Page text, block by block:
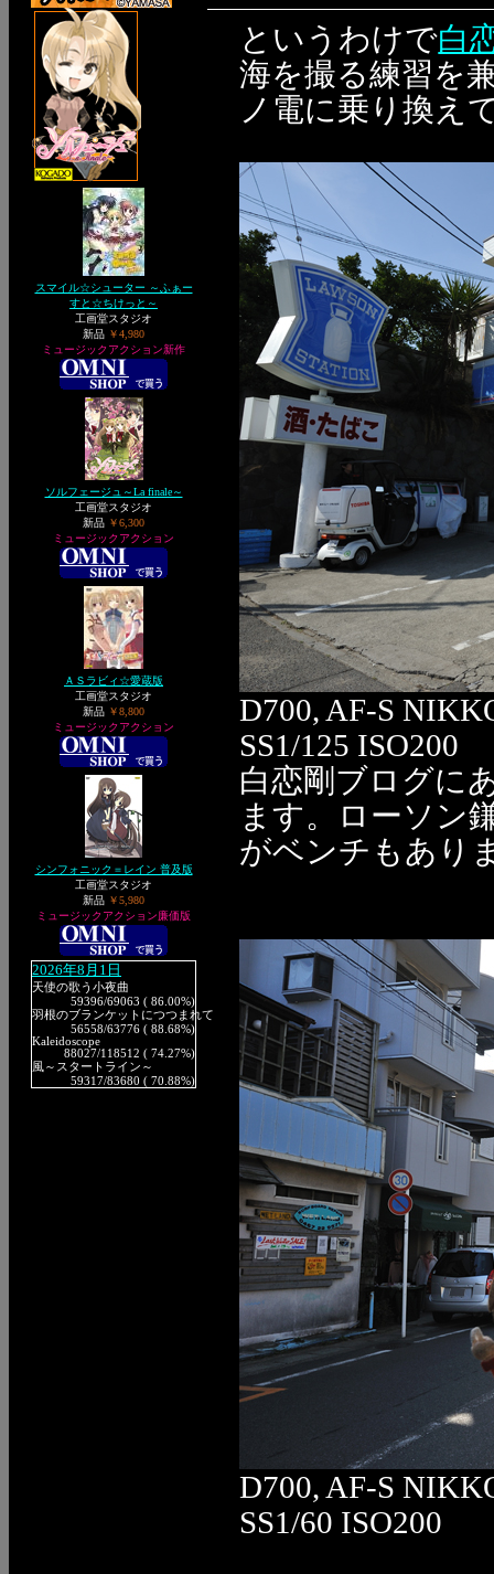
スマイル☆シューター ～ふぁー
すと☆ちけっと～
工画堂スタジオ
新品 ￥4,980
ミュージックアクション新作
ソルフェージュ～La finale～
工画堂スタジオ
新品 ￥6,300
ミュージックアクション
ＡＳラビィ☆愛蔵版
工画堂スタジオ
新品 ￥8,800
ミュージックアクション
シンフォニック＝レイン 普及版
工画堂スタジオ
新品 ￥5,980
ミュージックアクション廉価版
2026年8月1日
天使の歌う小夜曲
59396/69063 ( 86.00%)
羽根のブランケットにつつまれて
56558/63776 ( 88.68%)
Kaleidoscope
88027/118512 ( 74.27%)
風～スタートライン～
59317/83680 ( 70.88%)
というわけで白
海を撮る練習を
ノ電に乗り換え
D700, AF-S
SS1/125 ISO200
白恋剛ブログに
ます。ローソン
がベンチもあり
D700, AF-S
SS1/60 ISO200